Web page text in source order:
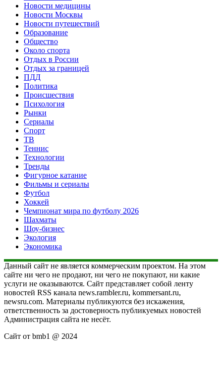
Новости медицины
Новости Москвы
Новости путешествий
Образование
Общество
Около спорта
Отдых в России
Отдых за границей
ПДД
Политика
Происшествия
Психология
Рынки
Сериалы
Спорт
ТВ
Теннис
Технологии
Тренды
Фигурное катание
Фильмы и сериалы
Футбол
Хоккей
Чемпионат мира по футболу 2026
Шахматы
Шоу-бизнес
Экология
Экономика
Данный сайт не является коммерческим проектом. На этом
сайте ни чего не продают, ни чего не покупают, ни какие
услуги не оказываются. Сайт представляет собой ленту
новостей RSS канала news.rambler.ru, kommersant.ru,
newsru.com. Материалы публикуются без искажения,
ответственность за достоверность публикуемых новостей
Администрация сайта не несёт.
Сайт от bmb1 @ 2024